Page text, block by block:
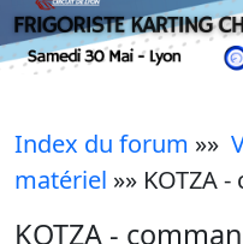
Index du forum »»
matériel »» KOTZA
KOTZA -